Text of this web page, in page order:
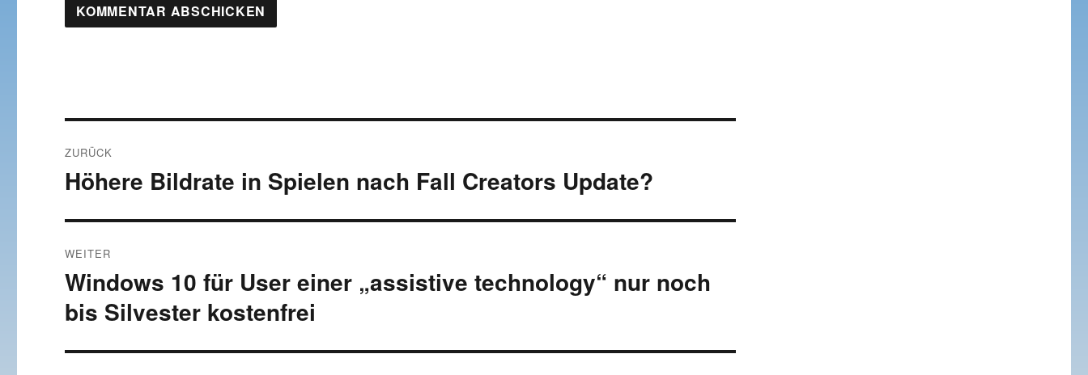
ZURÜCK
Vorheriger
Höhere Bildrate in Spielen nach Fall Creators Update?
WEITER
Nächster
Beitrag:
Windows 10 für User einer „assistive technology“ nur noch
bis Silvester kostenfrei